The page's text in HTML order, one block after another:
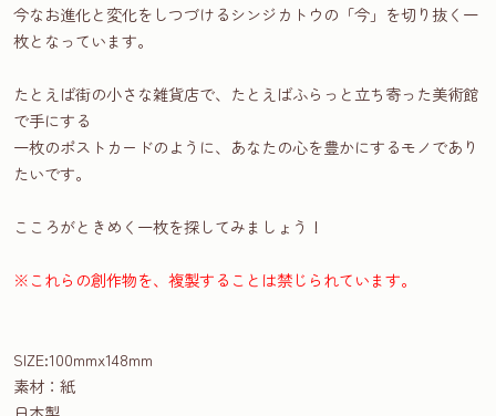
今なお進化と変化をしつづけるシンジカトウの「今」を切り抜く一
枚となっています。
たとえば街の小さな雑貨店で、たとえばふらっと立ち寄った美術館
で手にする
一枚のポストカードのように、あなたの心を豊かにするモノであり
たいです。
こころがときめく一枚を探してみましょう！
※これらの創作物を、複製することは禁じられています。
SIZE:100mmx148mm
素材：紙